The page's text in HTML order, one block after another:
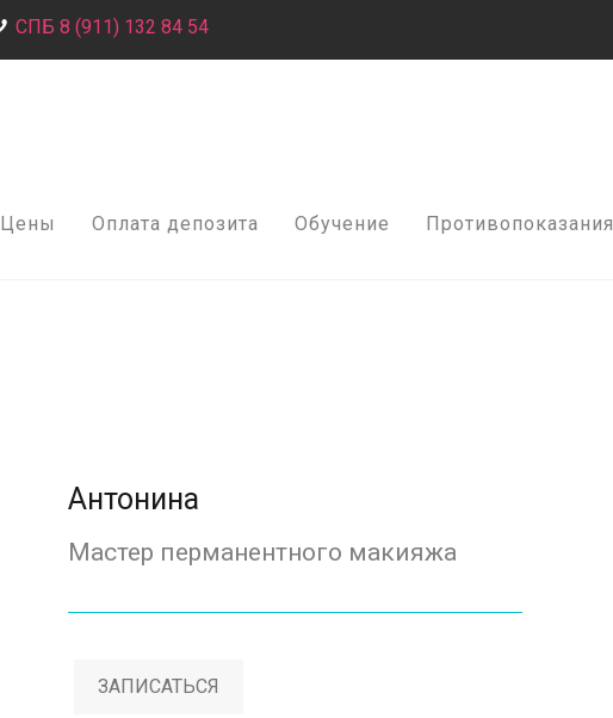
СПБ 8 (911) 132 84 54
Цены Оплата депозита Обучение Противопоказания
Антонина
Мастер перманентного макияжа
ЗАПИСАТЬСЯ